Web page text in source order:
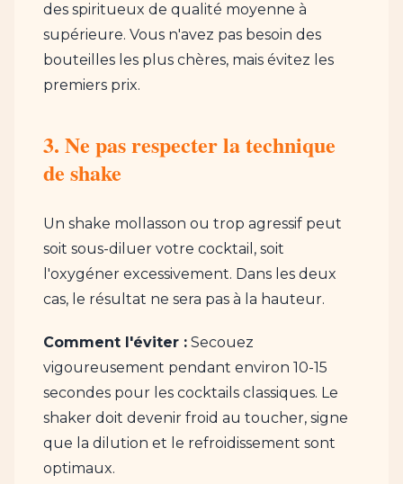
des spiritueux de qualité moyenne à
supérieure. Vous n'avez pas besoin des
bouteilles les plus chères, mais évitez les
premiers prix.
3. Ne pas respecter la technique
de shake
Un shake mollasson ou trop agressif peut
soit sous-diluer votre cocktail, soit
l'oxygéner excessivement. Dans les deux
cas, le résultat ne sera pas à la hauteur.
Comment l'éviter : Secouez
vigoureusement pendant environ 10-15
secondes pour les cocktails classiques. Le
shaker doit devenir froid au toucher, signe
que la dilution et le refroidissement sont
optimaux.